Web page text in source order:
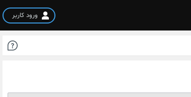
ورود کاربر